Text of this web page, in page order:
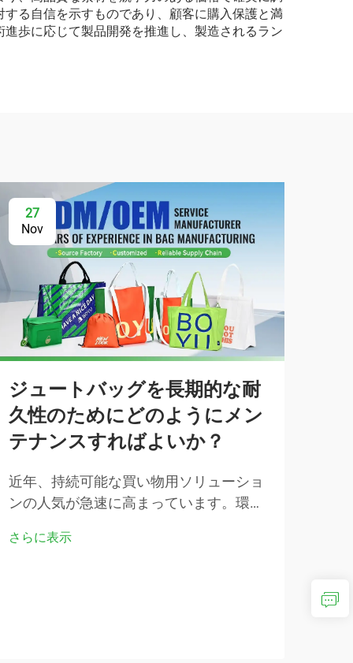
る自信を示すものであり、顧客に購入保護と満
歩に応じて製品開発を推進し、製造されるラン
27
Nov
ジュートバッグを長期的な耐
久性のためにどのようにメン
テナンスすればよいか？
近年、持続可能な買い物用ソリューショ
ンの人気が急速に高まっています。環境
袋の代替品を求めています。こうしたエ
さらに表示
に